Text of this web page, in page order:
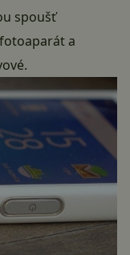
spoušť
a